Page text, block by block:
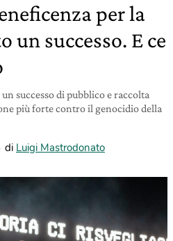
per la
un successo. E ce
successo di pubblico e raccolta
più forte contro il genocidio della
di Luigi Mastrodonato